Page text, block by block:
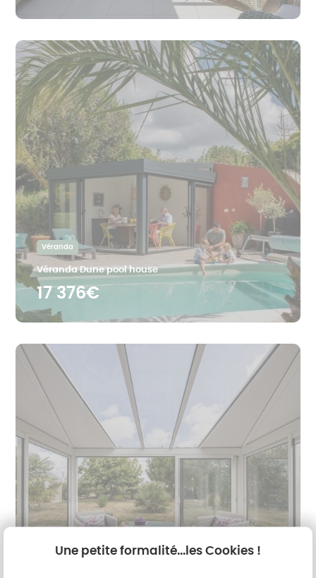
Véranda
Véranda Dune pool house
17 376€
Véranda
Une petite formalité...les Cookies !